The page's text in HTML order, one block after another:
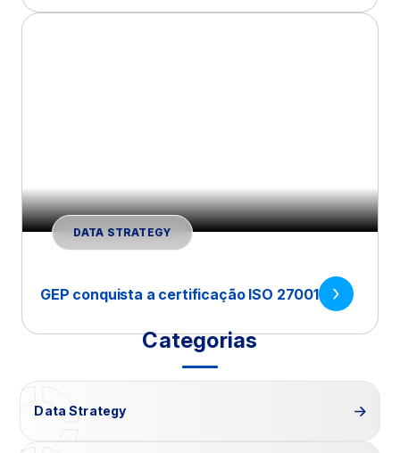
DATA STRATEGY
GEP conquista a certificação ISO 27001
Categorias
Data Strategy